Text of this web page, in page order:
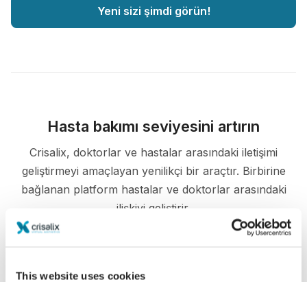
This website uses cookies
Yeni sizi şimdi görün!
Hasta bakımı seviyesini artırın
Crisalix, doktorlar ve hastalar arasındaki iletişimi
geliştirmeyi amaçlayan yenilikçi bir araçtır. Birbirine
bağlanan platform hastalar ve doktorlar arasındaki
ilişkiyi geliştirir.